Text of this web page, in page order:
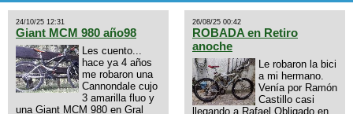
24/10/25 12:31
Giant MCM 980 año98
Les cuento...
hace ya 4 años
me robaron una
Cannondale cujo
3 amarilla fluo y
una Giant MCM 980 en Gral
26/08/25 00:42
ROBADA en Retiro
anoche
Le robaron la bici
a mi hermano.
Venía por Ramón
Castillo casi
llegando a Rafael Obligado en